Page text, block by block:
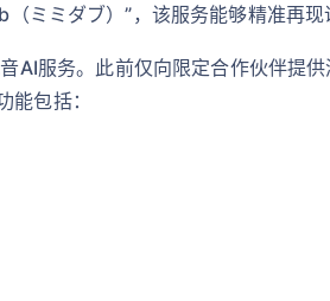
ミダブ）”，该服务能够精准再现
服务。此前仅向限定合作伙伴提
包括：